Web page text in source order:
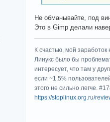
Не обманывайте, под
Это в Gimp делали
К счастью, мой
Линукс было бы
интересует, что там у
если ~1.5%
этого не сильно легче.
https://stoplinux.org.ru/